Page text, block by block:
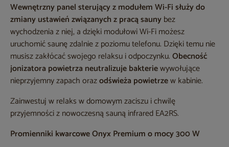
Wewnętrzny panel sterujący z modułem Wi-Fi służy do
zmiany ustawień związanych z pracą saunybez
wychodzenia z niej, a dzięki modułowi Wi-Fi możesz
uruchomić saunę zdalnie z poziomu telefonu. Dzięki temu nie
musisz zakłócać swojego relaksu i odpoczynku.Obecność
jonizatora powietrza neutralizuje bakteriewywołujące
nieprzyjemny zapach orazodświeża powietrzew kabinie.
Zainwestuj w relaks w domowym zaciszu i chwilę
przyjemności z nowoczesną sauną infrared EA2RS.
Promienniki kwarcowe Onyx Premium o mocy 300 W